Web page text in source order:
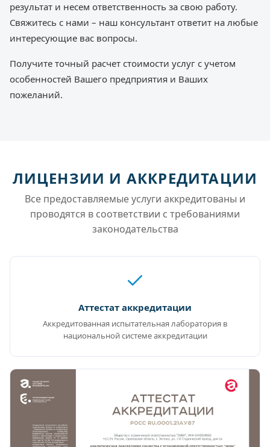
результат и несем ответственность за свою работу.
Свяжитесь с нами – наш консультант ответит на любые
интересующие вас вопросы.
Получите точный расчет стоимости услуг с учетом
особенностей Вашего предприятия и Ваших
пожеланий.
ЛИЦЕНЗИИ И АККРЕДИТАЦИИ
Все предоставляемые услуги аккредитованы и
проводятся в соответствии с требованиями
законодательства
Аттестат аккредитации
Аккредитованная испытательная лаборатория в
национальной системе аккредитации